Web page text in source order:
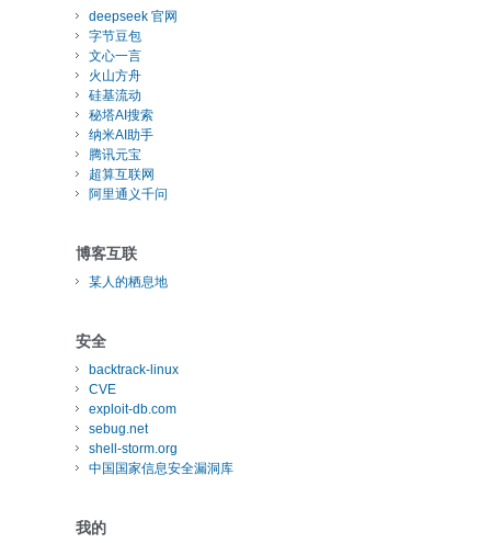
deepseek 官网
字节豆包
文心一言
火山方舟
硅基流动
秘塔AI搜索
纳米AI助手
腾讯元宝
超算互联网
阿里通义千问
博客互联
某人的栖息地
安全
backtrack-linux
CVE
exploit-db.com
sebug.net
shell-storm.org
中国国家信息安全漏洞库
我的